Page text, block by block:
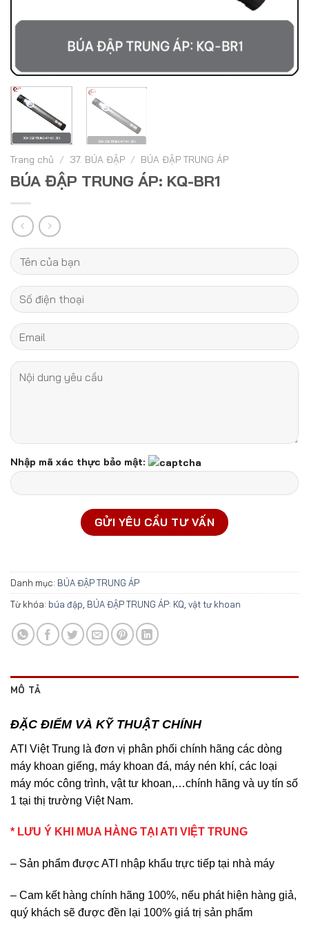
Trang chủ / 37. BÚA ĐẬP / BÚA ĐẬP TRUNG ÁP
BÚA ĐẬP TRUNG ÁP: KQ-BR1
Nhập mã xác thực bảo mật:
Danh mục: BÚA ĐẬP TRUNG ÁP
Từ khóa: búa đập BÚA ĐẬP TRUNG ÁP: KQ vật tư khoan
MÔ TẢ
ĐẶC ĐIỂM VÀ KỸ THUẬT CHÍNH
ATI Việt Trung là đơn vị phân phối chính hãng các dòng
máy khoan giếng, máy khoan đá, máy nén khí, các loại
máy móc công trình, vật tư khoan,…chính hãng và uy tín số
1 tại thị trường Việt Nam.
* LƯU Ý KHI MUA HÀNG TẠI ATI VIỆT TRUNG
– Sản phẩm được ATI nhập khẩu trực tiếp tại nhà máy
– Cam kết hàng chính hãng 100%, nếu phát hiện hàng giả,
quý khách sẽ được đền lại 100% giá trị sản phẩm